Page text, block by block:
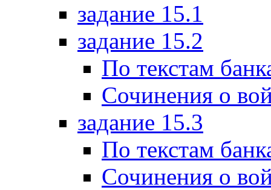
задание 15.1
задание 15.2
По текстам
Сочинения о
задание 15.3
По текстам
Сочинения о